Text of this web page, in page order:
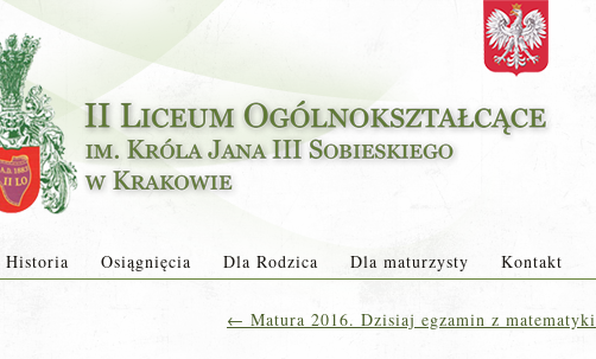
Historia Osiągnięcia Dla Rodzica Dla maturzysty Kontakt
← Matura 2016. Dzisiaj egzamin z matematyki